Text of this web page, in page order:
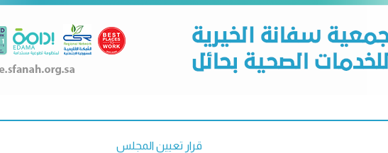
قرار تعيين المجلس